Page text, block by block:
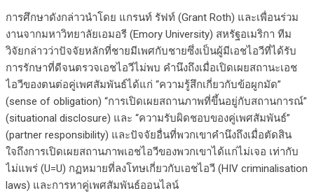
การศึกษาดังกล่าวนำโดย แกรนท์ รัฟท์ (Grant Roth) และเพื่อนร่วม
งานจากมหาวิทยาลัยเอมอรี (Emory University) สหรัฐอเมริกา ทีม
วิจัยกล่าวว่าปัจจัยหลักที่ชายมีเพศกับชายซึ่งเป็นผู้มีเอชไอวีที่ได้รับ
การรักษาที่ดีจนตรวจเอชไอวีไม่พบ คำนึงถึงเมื่อเปิดเผยสถานะเอช
ไอวีของตนต่อคู่เพศสัมพันธ์ได้แก่ “ความรู้สึกเกี่ยวกับข้อผูกมัด”
(sense of obligation) “การเปิดเผยสถานภาพที่ขึ้นอยู่กับสถานการณ์”
(situational disclosure) และ “ความรับผิดชอบของคู่เพศสัมพันธ์”
(partner responsibility) และปัจจัยอื่นที่พวกเขาคำนึงถึงเมื่อตัดสิน
ใจถึงการเปิดเผยสถานภาพเอชไอวีของพวกเขาได้แก่ไม่เจอ เท่ากับ
ไม่แพร่ (U=U) กฏหมายที่ลงโทษเกี่ยวกับเอชไอวี (HIV criminalisation
laws) และการหาคู่เพศสัมพันธ์ออนไลน์